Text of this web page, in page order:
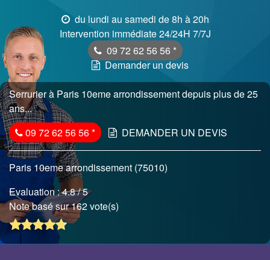
du lundi au samedi de 8h à 20h
Intervention immédiate 24/24H 7/7J
09 72 62 56 56 *
Demander un devis
Serrurier à Paris 10eme arrondissement depuis plus de 25
ans...
09 72 62 56 56* DEMANDER UN DEVIS
Paris 10eme arrondissement (75010)
Evaluation :4.8/ 5
Note basé sur 162 vote(s)